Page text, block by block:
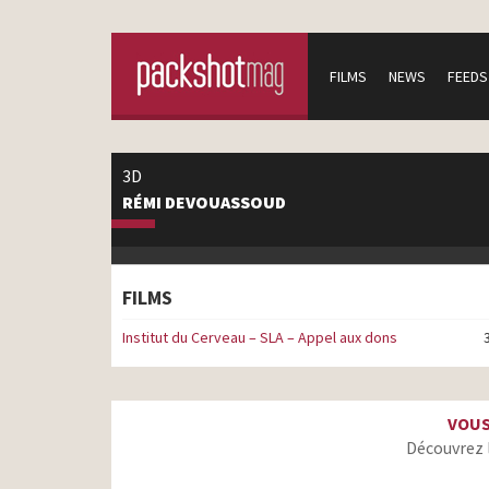
FILMS NEWS FEEDS
3D
RÉMI DEVOUASSOUD
FILMS
Institut du Cerveau – SLA – Appel aux dons
Découvrez